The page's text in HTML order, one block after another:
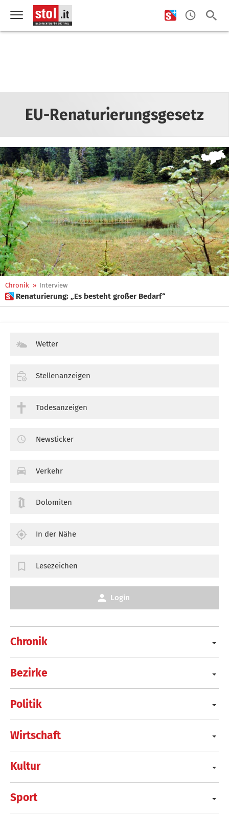
EU-Renaturierungsgesetz
Chronik » Interview
 Renaturierung: „Es besteht großer Bedarf“
Chronik
Bezirke
Politik
Wirtschaft
Kultur
Sport
Wetter
Stellenanzeigen
Todesanzeigen
Newsticker
Verkehr
Dolomiten
In der Nähe
Lesezeichen
Login